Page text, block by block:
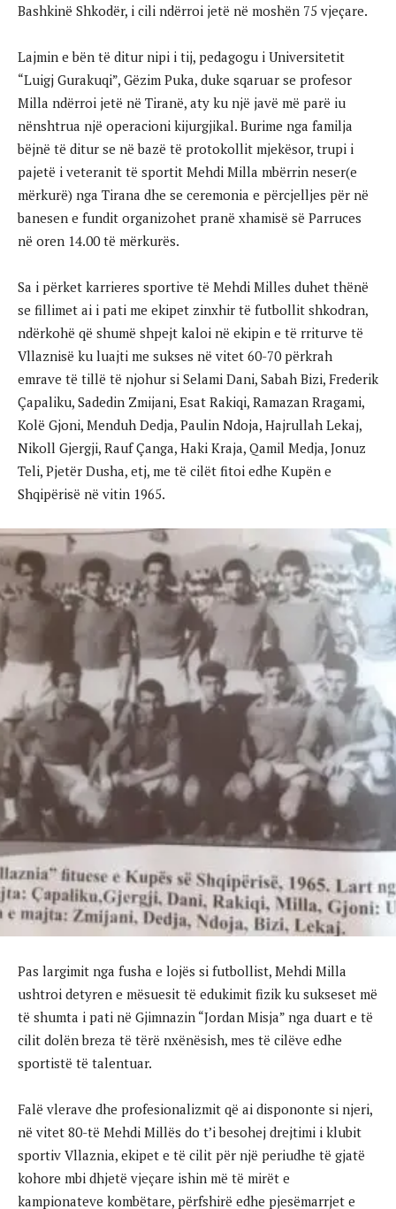
Bashkinë Shkodër, i cili ndërroi jetë në moshën 75 vjeçare.
Lajmin e bën të ditur nipi i tij, pedagogu i Universitetit
“Luigj Gurakuqi”, Gëzim Puka, duke sqaruar se profesor
Milla ndërroi jetë në Tiranë, aty ku një javë më parë iu
nënshtrua një operacioni kijurgjikal. Burime nga familja
bëjnë të ditur se në bazë të protokollit mjekësor, trupi i
pajetë i veteranit të sportit Mehdi Milla mbërrin neser(e
mërkurë) nga Tirana dhe se ceremonia e përcjelljes për në
banesen e fundit organizohet pranë xhamisë së Parruces
në oren 14.00 të mërkurës.
Sa i përket karrieres sportive të Mehdi Milles duhet thënë
se fillimet ai i pati me ekipet zinxhir të futbollit shkodran,
ndërkohë që shumë shpejt kaloi në ekipin e të rriturve të
Vllaznisë ku luajti me sukses në vitet 60-70 përkrah
emrave të tillë të njohur si Selami Dani, Sabah Bizi, Frederik
Çapaliku, Sadedin Zmijani, Esat Rakiqi, Ramazan Rragami,
Kolë Gjoni, Menduh Dedja, Paulin Ndoja, Hajrullah Lekaj,
Nikoll Gjergji, Rauf Çanga, Haki Kraja, Qamil Medja, Jonuz
Teli, Pjetër Dusha, etj, me të cilët fitoi edhe Kupën e
Shqipërisë në vitin 1965.
Pas largimit nga fusha e lojës si futbollist, Mehdi Milla
ushtroi detyren e mësuesit të edukimit fizik ku sukseset më
të shumta i pati në Gjimnazin “Jordan Misja” nga duart e të
cilit dolën breza të tërë nxënësish, mes të cilëve edhe
sportistë të talentuar.
Falë vlerave dhe profesionalizmit që ai dispononte si njeri,
në vitet 80-të Mehdi Millës do t’i besohej drejtimi i klubit
sportiv Vllaznia, ekipet e të cilit për një periudhe të gjatë
kohore mbi dhjetë vjeçare ishin më të mirët e
kampionateve kombëtare, përfshirë edhe pjesëmarrjet e